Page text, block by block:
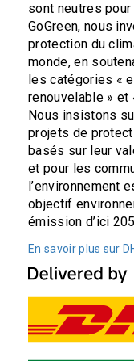
sont neutres
GoGreen, nous
protection du
monde, en
les catégories «
renouvelable »
Nous insistons
projets de
basés sur leur
et pour les
l’environnement
objectif
émission d’ici
En savoir plus sur